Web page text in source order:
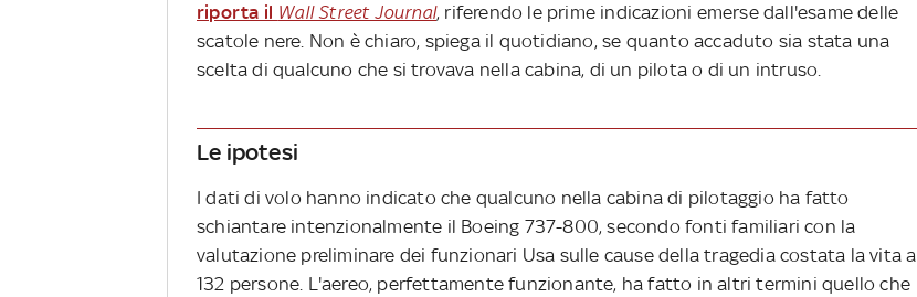
riporta il Wall Street Journal, riferendo le prime indicazioni emerse dall'esame delle
scatole nere. Non è chiaro, spiega il quotidiano, se quanto accaduto sia stata una
scelta di qualcuno che si trovava nella cabina, di un pilota o di un intruso.
Le ipotesi
I dati di volo hanno indicato che qualcuno nella cabina di pilotaggio ha fatto
schiantare intenzionalmente il Boeing 737-800, secondo fonti familiari con la
valutazione preliminare dei funzionari Usa sulle cause della tragedia costata la vita a
132 persone. L'aereo, perfettamente funzionante, ha fatto in altri termini quello che